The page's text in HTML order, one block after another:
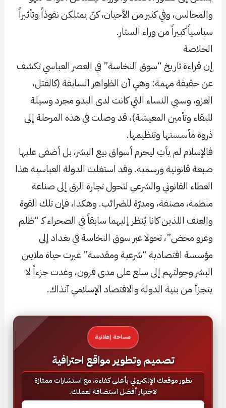
والمجالس، وفي كثير من الأحيان، كنّ يمتلكن نفوذاً وتأثيراً
سياسياً كبيراً من وراء الستار.
الخلاصة
إن قراءة تاريخ “سوق النخاسة” في العصر العباسي تكشف
عن حقيقة مهمة: وهي أن الظواهر السابقة (كالقتل،
الغزو، وسبي النساء التي كانت لدى البدو مجرد وسيلة
للبقاء وتأمين المعيشة)، قد وصلت في هذه المرحلة إلى
ذروة مأسستها وتنظيمها.
فالإسلام لم يأتِ ليحرم أسواق بيع البشر، بل أضفى عليها
صبغة قانونية ورسمية. وقد استغلت الدولة العباسية هذا
الغطاء القانوني والشرعي لتحول تجارة الرق إلى صناعة
منظمة، مصنفة، ومدرّة للضرائب. وهكذا، فإن تلك القوة
والعنف اللذين كانا يُنظر إليهما سابقاً في الصحراء كـ “ظلم
وغزو محض”، تحولا عبر سوق النخاسة في بغداد إلى
مؤسسة اقتصادية “شرعية ومقدسة” غيرت حياة ملايين
البشر وحولتهم إلى سلع على مدى قرون، وغدت جزءاً لا
يتجزأ من بنية الدولة والاقتصاد الإسلامي آنذاك.
مساحة إعلانية
تصميم وتطوير مواقع احترافية
نطور موقعك الإلكتروني بأعلى كفاءة، مع استشارات ممتازة
لاختيار أفضل استضافة لعملك.